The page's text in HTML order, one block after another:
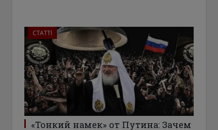
СТАТТІ
«Тонкий намек» от Путина: Зачем